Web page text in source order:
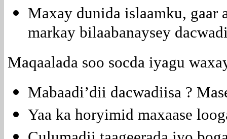
Maxay dunida islaamku, gaar
markay bilaabanaysey
Maqaalada soo socda iyagu
Mabaadi’dii dacwadiisa ?
Yaa ka horyimid maxaase